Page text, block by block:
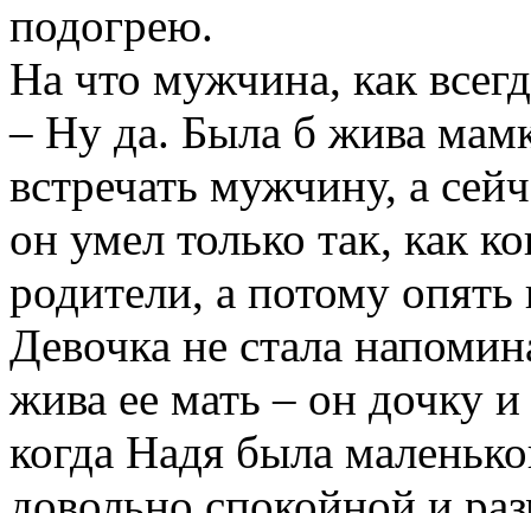
подогрею.
На что мужчина, как
– Ну да. Была б жива
встречать мужчину, а
он умел только так, как
родители, а потому
Девочка не стала
жива ее мать – он дочку
когда Надя была